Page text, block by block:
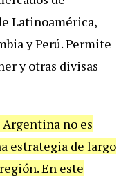
Latinoamérica,
y Perú. Permite
y otras divisas
no es
estrategia de largo
En este